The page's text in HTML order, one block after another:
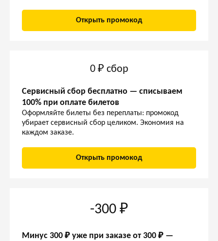
Открыть промокод
0 ₽ сбор
Сервисный сбор бесплатно — списываем
100% при оплате билетов
Оформляйте билеты без переплаты: промокод
убирает сервисный сбор целиком. Экономия на
каждом заказе.
Открыть промокод
-300 ₽
Минус 300 ₽ уже при заказе от 300 ₽ —